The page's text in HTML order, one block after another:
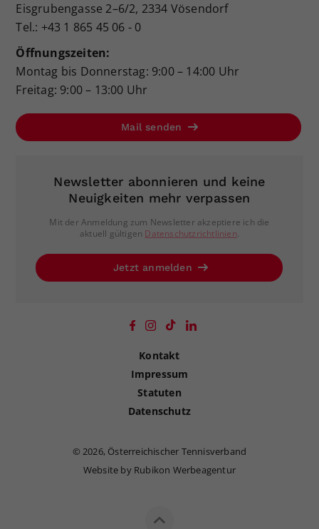
Eisgrubengasse 2–6/2, 2334 Vösendorf
Tel.: +43 1 865 45 06 - 0
Öffnungszeiten:
Montag bis Donnerstag: 9:00 – 14:00 Uhr
Freitag: 9:00 – 13:00 Uhr
Mail senden
Newsletter abonnieren und keine
Neuigkeiten mehr verpassen
Mit der Anmeldung zum Newsletter akzeptiere ich die
aktuell gültigen Datenschutzrichtlinien.
Jetzt anmelden
Kontakt
Impressum
Statuten
Datenschutz
©2026, Österreichischer Tennisverband
Website by Rubikon Werbeagentur